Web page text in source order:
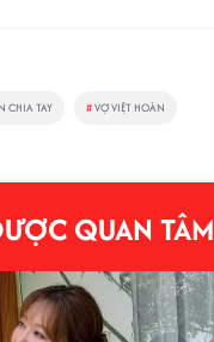
CHIA TAY #VỢ VIỆT HOÀN
QUAN TÂM